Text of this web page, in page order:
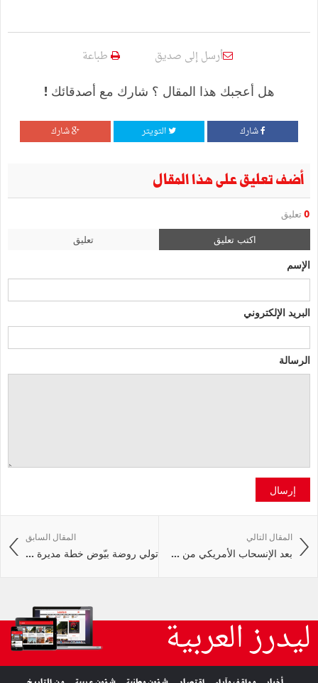
أرسل إلى صديق طباعة
هل أعجبك هذا المقال ؟ شارك مع أصدقائك !
شارك التويتر شارك
أضف تعليق على هذا المقال
0 تعليق
اكتب تعليق تعليق
الإسم
البريد الإلكتروني
الرسالة
إرسال
المقال السابق
تولي روضة بيّوض خطة مديرة ...
المقال التالي
بعد الإنسحاب الأمريكي من ...
ليدرز العربية